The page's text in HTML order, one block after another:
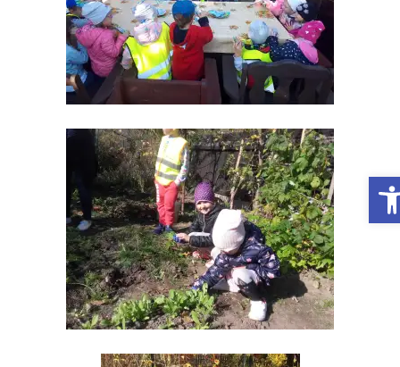
Otwórz Pasek narzędzi